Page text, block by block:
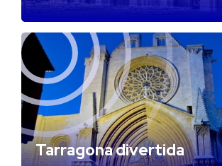
Tarragona divertida